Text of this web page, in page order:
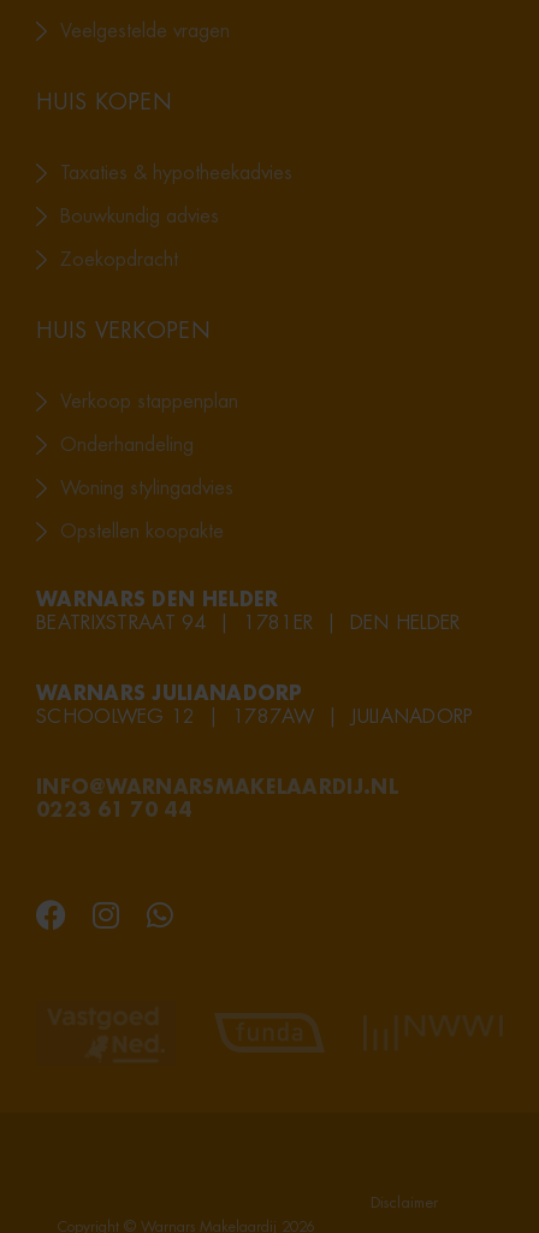
Veelgestelde vragen
HUIS KOPEN
Taxaties & hypotheekadvies
Bouwkundig advies
Zoekopdracht
HUIS VERKOPEN
Verkoop stappenplan
Onderhandeling
Woning stylingadvies
Opstellen koopakte
WARNARS DEN HELDER
BEATRIXSTRAAT 94 | 1781ER | DEN HELDER
WARNARS JULIANADORP
SCHOOLWEG 12 | 1787AW | JULIANADORP
INFO@WARNARSMAKELAARDIJ.NL
0223 61 70 44
Copyright © Warnars Makelaardij 2026
Disclaimer